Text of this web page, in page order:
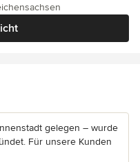
gelegen – wurde
Für unsere Kunden